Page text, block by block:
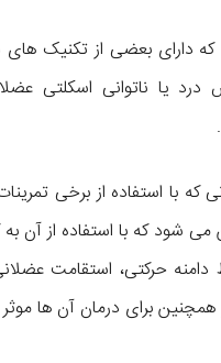
که دارای بعضی از تکنیک
یا ناتوانی اسکلتی
که با استفاده از برخی
شود که با استفاده از آن
حرکتی، استقامت
همچنین برای درمان آن ها